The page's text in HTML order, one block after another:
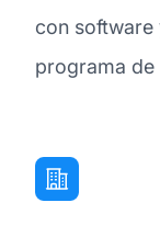
con software
programa de